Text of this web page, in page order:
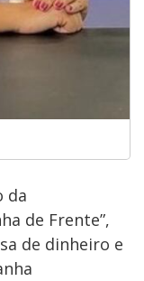
da
de Frente”,
de dinheiro e